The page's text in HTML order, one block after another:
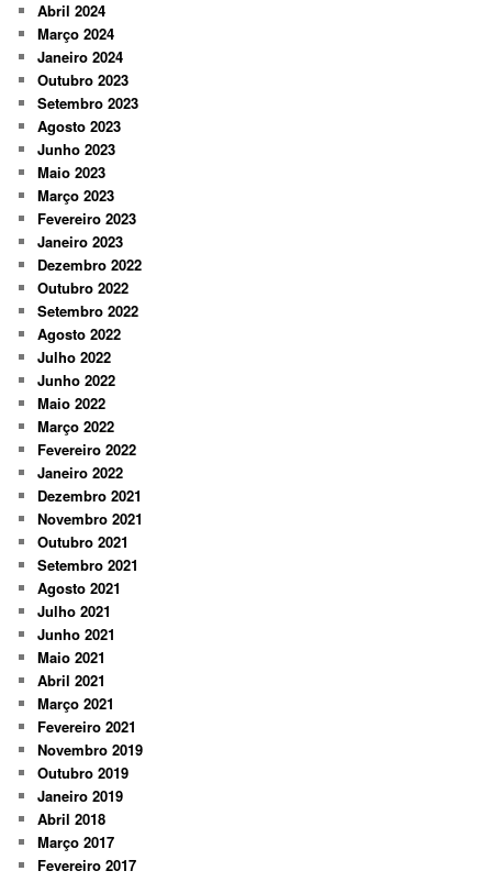
Abril 2024
Março 2024
Janeiro 2024
Outubro 2023
Setembro 2023
Agosto 2023
Junho 2023
Maio 2023
Março 2023
Fevereiro 2023
Janeiro 2023
Dezembro 2022
Outubro 2022
Setembro 2022
Agosto 2022
Julho 2022
Junho 2022
Maio 2022
Março 2022
Fevereiro 2022
Janeiro 2022
Dezembro 2021
Novembro 2021
Outubro 2021
Setembro 2021
Agosto 2021
Julho 2021
Junho 2021
Maio 2021
Abril 2021
Março 2021
Fevereiro 2021
Novembro 2019
Outubro 2019
Janeiro 2019
Abril 2018
Março 2017
Fevereiro 2017